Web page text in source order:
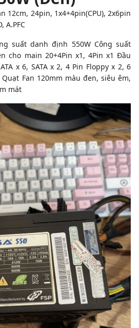
12cm, 24pin, 1x4+4pin(CPU), 2x6pin
A.PFC
suất danh định 550W Công suất
cho main 20+4Pin x1, 4Pin x1 Đầu
x 6, SATA x 2, 4 Pin Floppy x 2, 6
Quạt Fan 120mm màu đen, siêu êm,
mát